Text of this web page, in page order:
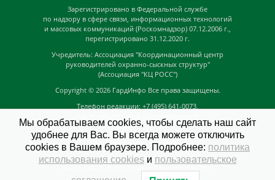
Зарегистрировано в Федеральной службе
по надзору в сфере связи, информационных технологий
и массовых коммуникаций (Роскомнадзор) 07.12.2006 г.,
перегистрировано 31.12.2020 г.
Учредитель: Ассоциация "Координационный центр
руководителей охранно-сыскных структур"
(Ассоциация "КЦ РОСС")
Copyright © 2026 ГардИнфо Все права защищены.
Телефон редакции: +7 (495) 641-0073,
news@guardinfo.online
Главный редактор: Кузьмин Д.А.
На сайте могут быть размещены
Мы обрабатываем cookies, чтобы сделать наш сайт
удобнее для Вас. Вы всегда можете отключить
cookies в Вашем браузере. Подробнее: политика
использования cookiesи пользовательское